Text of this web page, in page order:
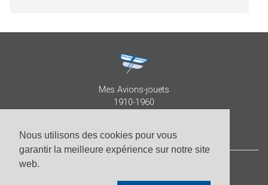
Nous utilisons des cookies pour vous
garantir la meilleure expérience sur notre site
web.
Mes Avions-jouets
1910-1960
todos los derechos reservados